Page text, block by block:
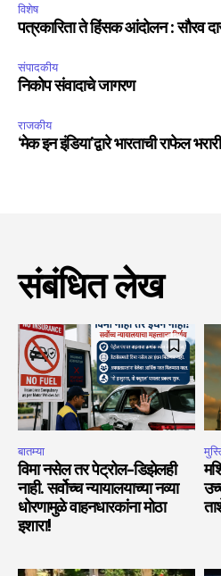
विशेष
पत्रकारिता ते हिंसक आंदोलन : सौरव
संपादकीय
निकोप संवादाचे जागरण
राजकीय
‘मेक इन इंडिया’द्वारे भारताची राफेल भरारी
संबंधित लेख
बातम्या
विमा नसेल तर पेट्रोल-डिझेलही
नाही. सर्वोच्च न्यायालयाच्या नव्या
धोरणामुळे वाहनधारकांना मोठा
इशारा!